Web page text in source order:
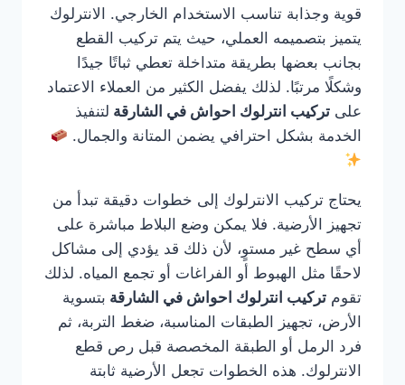
قوية وجذابة تناسب الاستخدام الخارجي. الانترلوك
يتميز بتصميمه العملي، حيث يتم تركيب القطع
بجانب بعضها بطريقة متداخلة تعطي ثباتًا جيدًا
وشكلًا مرتبًا. لذلك يفضل الكثير من العملاء الاعتماد
على تركيب انترلوك احواش في الشارقة لتنفيذ
الخدمة بشكل احترافي يضمن المتانة والجمال.
يحتاج تركيب الانترلوك إلى خطوات دقيقة تبدأ من
تجهيز الأرضية. فلا يمكن وضع البلاط مباشرة على
أي سطح غير مستوٍ، لأن ذلك قد يؤدي إلى مشاكل
لاحقًا مثل الهبوط أو الفراغات أو تجمع المياه. لذلك
تقوم تركيب انترلوك احواش في الشارقة بتسوية
الأرض، تجهيز الطبقات المناسبة، ضغط التربة، ثم
فرد الرمل أو الطبقة المخصصة قبل رص قطع
الانترلوك. هذه الخطوات تجعل الأرضية ثابتة